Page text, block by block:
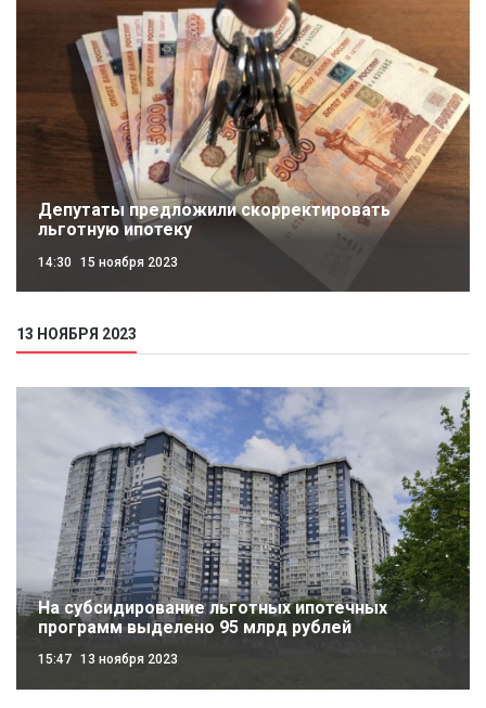
Депутаты предложили скорректировать
льготную ипотеку
14:30 15 ноября 2023
13 НОЯБРЯ 2023
На субсидирование льготных ипотечных
программ выделено 95 млрд рублей
15:47 13 ноября 2023